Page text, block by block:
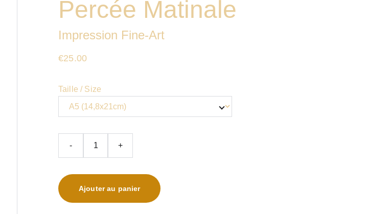
Percée Matinale
Impression Fine-Art
€25.00
Taille / Size
- +
Ajouter au panier